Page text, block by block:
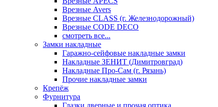
Врезные Avers
Врезные CLASS (г. Железнодорожный)
Врезные CODE DECO
смотреть все...
Замки накладные
Гаражно-сейфовые накладные замки
Накладные ЗЕНИТ (Димитровград)
Накладные Про-Сам (г. Рязань)
Прочие накладные замки
Крепёж
Фурнитура
Глазки дверные и прочая оптика